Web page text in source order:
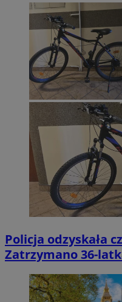
Policja odzyskała
Zatrzymano 36-